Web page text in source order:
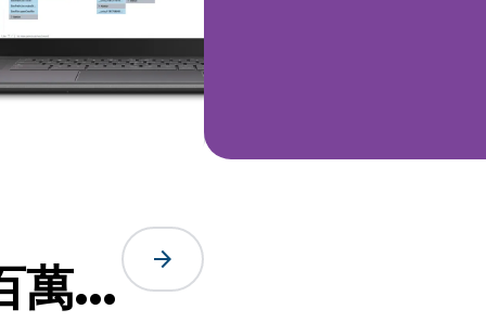
筆 arrow_forward